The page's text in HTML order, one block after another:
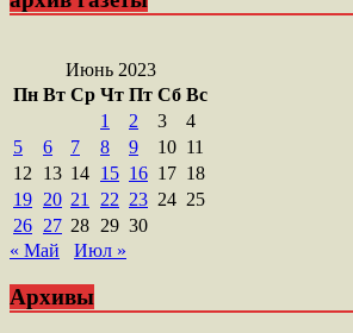
Июнь 2023
Пн Вт Ср Чт Пт Сб Вс
1
2 3
4
5
6 7 8 9 10 11
12
13 14 15 16 17 18
19 20 21 22 23 24 25
26 27 28 29 30
« Май
Июл »
Архивы